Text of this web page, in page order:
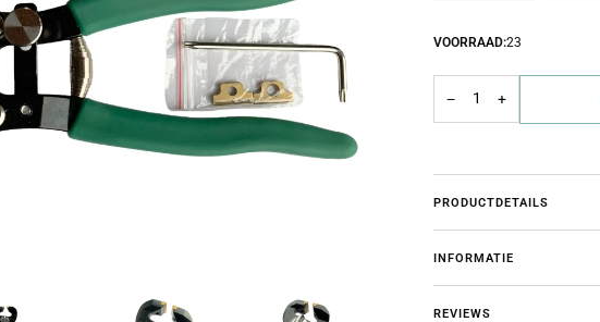
VOORRAAD:23
− +
PRODUCTDETAILS
INFORMATIE
REVIEWS